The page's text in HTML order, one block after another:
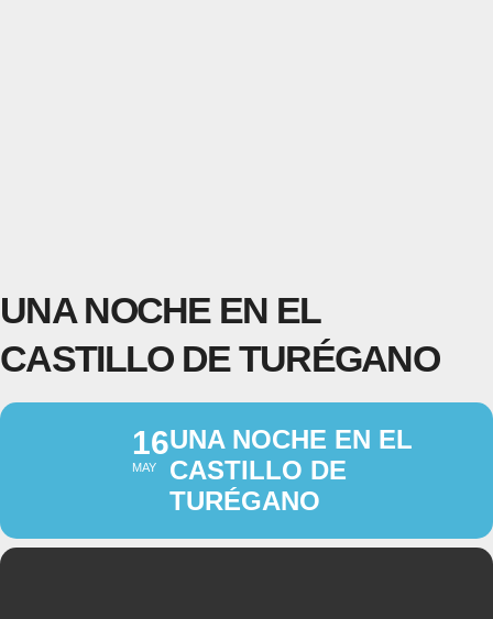
UNA NOCHE EN EL
CASTILLO DE TURÉGANO
16
MAY
UNA NOCHE EN EL
CASTILLO DE
TURÉGANO